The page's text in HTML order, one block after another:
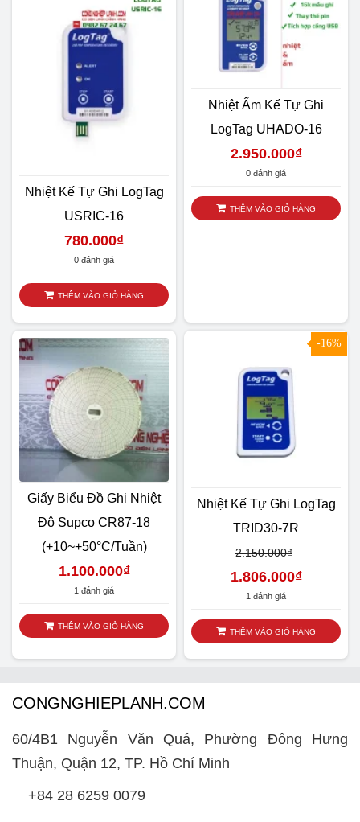
Nhiệt Kế Tự Ghi LogTag
USRIC-16
780.000₫
0 đánh giá
THÊM VÀO GIỎ HÀNG
Nhiệt Ẩm Kế Tự Ghi
LogTag UHADO-16
2.950.000₫
0 đánh giá
THÊM VÀO GIỎ HÀNG
Giấy Biểu Đồ Ghi Nhiệt
Độ Supco CR87-18
(+10~+50°C/tuần)
1.100.000₫
1 đánh giá
THÊM VÀO GIỎ HÀNG
SALE
Nhiệt Kế Tự Ghi LogTag
TRID30-7R
2.150.000₫
1.806.000₫
-16%
1 đánh giá
THÊM VÀO GIỎ HÀNG
CONGNGHIEPLANH.COM
60/4B1 Nguyễn Văn Quá, Phường Đông Hưng
Thuận, Quận 12, TP. Hồ Chí Minh
+84 28 6259 0079